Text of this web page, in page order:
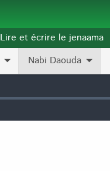
Nabi Daouda
Lire et écrire le jenaama